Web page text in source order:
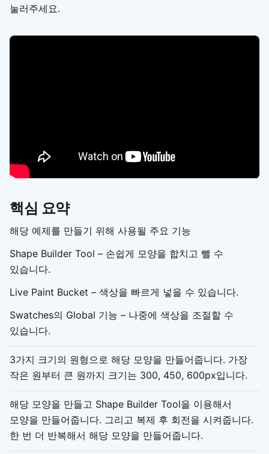
눌러주세요.
핵심 요약
해당 예제를 만들기 위해 사용될 주요 기능
Shape Builder Tool – 손쉽게 모양을 합치고 뺄 수
있습니다.
Live Paint Bucket – 색상을 빠르게 넣을 수 있습니다.
Swatches의 Global 기능 – 나중에 색상을 조절할 수
있습니다.
3가지 크기의 원형으로 해당 모양을 만들어줍니다. 가장
작은 원부터 큰 원까지 크기는 300, 450, 600px입니다.
해당 모양을 만들고 Shape Builder Tool을 이용해서
모양을 만들어줍니다. 그리고 복제 후 회전을 시켜줍니다.
한 번 더 반복해서 해당 모양을 만들어줍니다.